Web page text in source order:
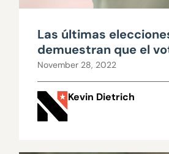
Las últimas
demuestran que el
orden de preferencia
receta que genera
November 28, 2022
Kevin Dietrich